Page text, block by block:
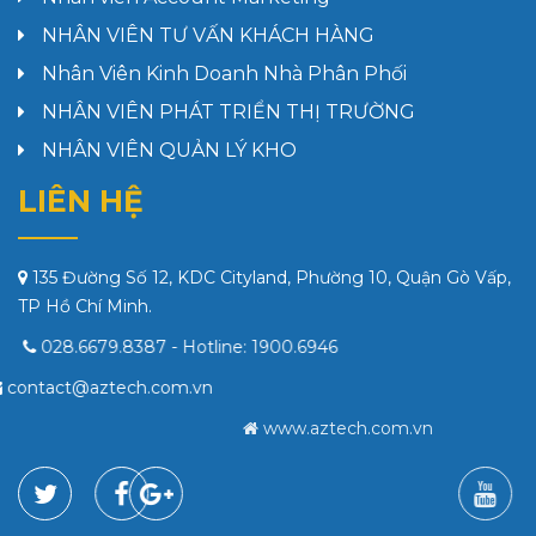
NHÂN VIÊN TƯ VẤN KHÁCH HÀNG
Nhân Viên Kinh Doanh Nhà Phân Phối
NHÂN VIÊN PHÁT TRIỂN THỊ TRƯỜNG
NHÂN VIÊN QUẢN LÝ KHO
LIÊN HỆ
135 Đường Số 12, KDC Cityland, Phường 10, Quận Gò Vấp,
TP Hồ Chí Minh.
028.6679.8387- Hotline: 1900.6946
contact@aztech.com.vn